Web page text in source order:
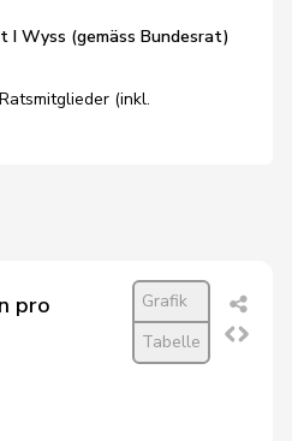
I Wyss (gemäss Bundesrat)
(inkl.
pro
Grafik
Tabelle